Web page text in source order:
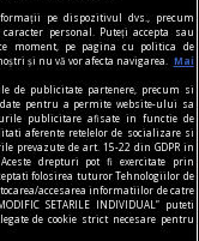
pe dispozitivul dvs., precum
personal. Puteți accepta sau
moment, pe pagina cu politica de
și nu vă vor afecta navigarea.
Mai
de publicitate partenere, precum si
pentru a permite website-ului sa
publicitare afisate in functie de
aferente retelelor de socializare si
prevazute de art. 15-22 din GDPR in
drepturi pot fi exercitate prin
folosirea tuturor Tehnologiilor de
accesarea informatiilor de catre
SETARILE INDIVIDUAL” puteti
de cookie strict necesare pentru